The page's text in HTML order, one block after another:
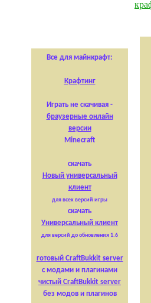
Все для майнкрафт:
Крафтинг
Играть не скачивая -
браузерные онлайн
версии
Minecraft
скачать
Новый универсальный
клиент
для всех версий игры
скачать
Универсальный клиент
для версий до обновления 1.6
готовый CraftBukkit server
с модами и плагинами
чистый CraftBukkit server
без модов и плагинов